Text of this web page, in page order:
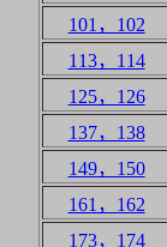
101，102
113，114
125，126
137，138
149，150
161，162
173，174